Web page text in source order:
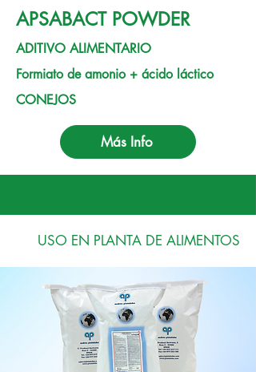
APSABACT POWDER
ADITIVO ALIMENTARIO
Formiato de amonio + ácido láctico
CONEJOS
Más Info
USO EN PLANTA DE ALIMENTOS